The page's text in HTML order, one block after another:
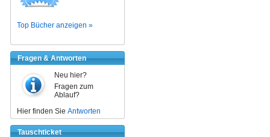
Top Bücher anzeigen »
Fragen & Antworten
Neu hier?
Fragen zum
Ablauf?
Hier finden Sie Antworten
Tauschticket